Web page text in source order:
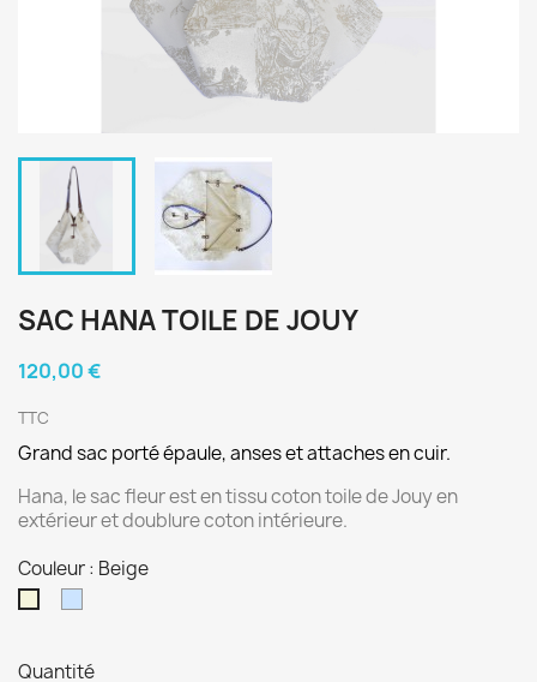
SAC HANA TOILE DE JOUY
120,00 €
TTC
Grand sac porté épaule,anses et attaches en cuir.
Hana, le sac fleur est en tissu coton toile de Jouy en
extérieur et doublure coton intérieure.
Couleur : Beige
Quantité